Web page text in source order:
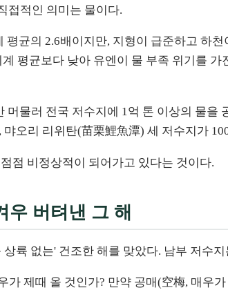
접적인 의미는 물이다.
균의 2.6배이지만, 지형이 급준하고 하
평균보다 낮아 유엔이 물 부족 위기를 가
머물러 전국 저수지에 1억 톤 이상의 물
오리 리위탄(苗栗鯉魚潭) 세 저수지가
점 비정상적이 되어가고 있다는 것이다.
우 버텨낸 그 해
륙 없는' 건조한 해를 맞았다. 남부 저수
가 제때 올 것인가? 만약 공매(空梅, 매우